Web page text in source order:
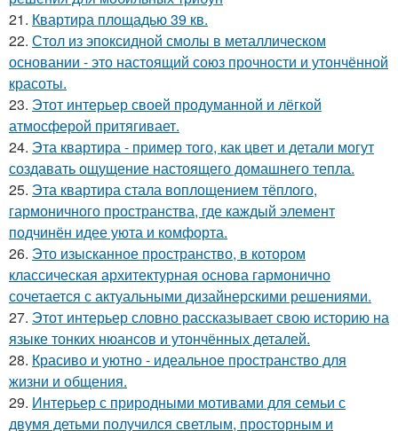
21. Квартира площадью 39 кв.
22. Стол из эпоксидной смолы в металлическом
основании - это настоящий союз прочности и утончённой
красоты.
23. Этот интерьер своей продуманной и лёгкой
атмосферой притягивает.
24. Эта квартира - пример того, как цвет и детали могут
создавать ощущение настоящего домашнего тепла.
25. Эта квартира стала воплощением тёплого,
гармоничного пространства, где каждый элемент
подчинён идее уюта и комфорта.
26. Это изысканное пространство, в котором
классическая архитектурная основа гармонично
сочетается с актуальными дизайнерскими решениями.
27. Этот интерьер словно рассказывает свою историю на
языке тонких нюансов и утончённых деталей.
28. Красиво и уютно - идеальное пространство для
жизни и общения.
29. Интерьер с природными мотивами для семьи с
двумя детьми получился светлым, просторным и